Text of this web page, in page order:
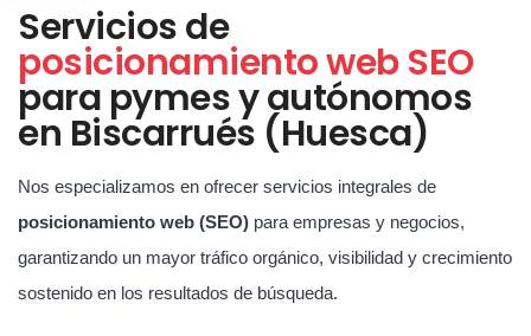
Servicios de
posicionamiento web SEO
para pymes y autónomos
en Biscarrués (Huesca)
Nos especializamos en ofrecer servicios integrales de
posicionamiento web (SEO) para empresas y negocios,
garantizando un mayor tráfico orgánico, visibilidad y crecimiento
sostenido en los resultados de búsqueda.